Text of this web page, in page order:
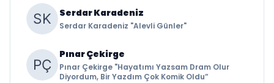
Serdar Karadeniz
Serdar Karadeniz "Alevli Günler"
Pınar Çekirge
Pınar Çekirge "Hayatımı Yazsam Dram Olur
Diyordum, Bir Yazdım Çok Komik Oldu”